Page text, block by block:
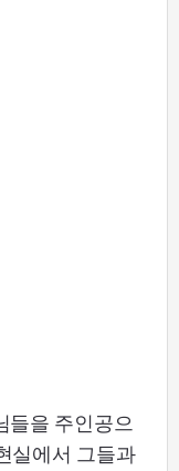
들을 주인공으
실에서 그들과